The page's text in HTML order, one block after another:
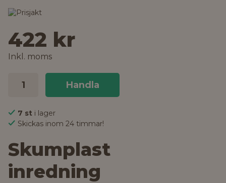
422 kr
Inkl. moms
Handla
7 st i lager
Skickas inom 24 timmar!
Skumplast
inredning